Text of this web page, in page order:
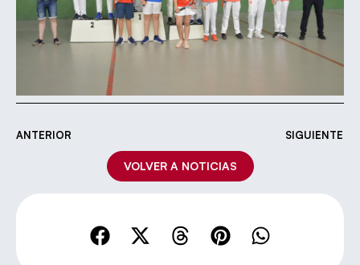
ANTERIOR SIGUIENTE
VOLVER A NOTICIAS